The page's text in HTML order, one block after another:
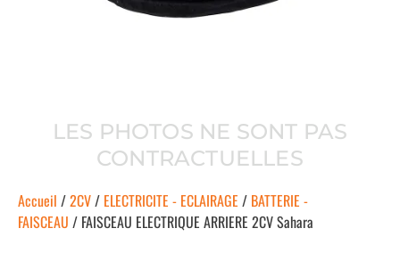
LES PHOTOS NE SONT PAS
CONTRACTUELLES
Accueil /2CV/ ELECTRICITE - ECLAIRAGE / BATTERIE -
FAISCEAU / FAISCEAU ELECTRIQUE ARRIERE 2CV Sahara